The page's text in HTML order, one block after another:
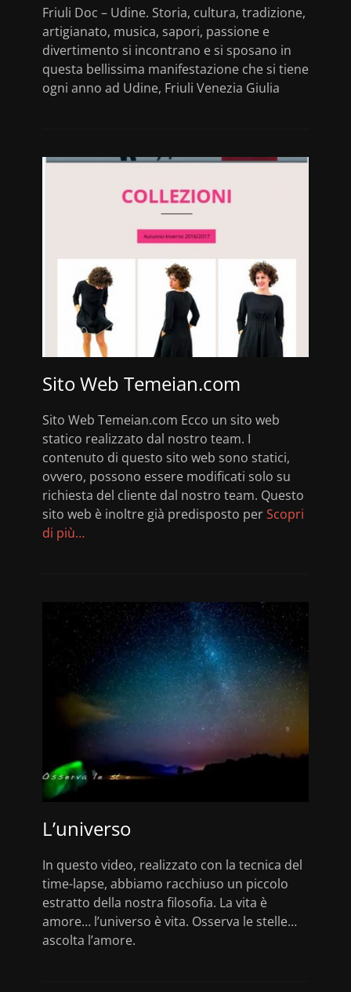
Friuli Doc – Udine. Storia, cultura, tradizione,
artigianato, musica, sapori, passione e
divertimento si incontrano e si sposano in
questa bellissima manifestazione che si tiene
ogni anno ad Udine, Friuli Venezia Giulia
Sito Web Temeian.com
Sito Web Temeian.com Ecco un sito web
statico realizzato dal nostro team. I
contenuto di questo sito web sono statici,
ovvero, possono essere modificati solo su
richiesta del cliente dal nostro team. Questo
sito web è inoltre già predisposto perScopri
di più…
L’universo
In questo video, realizzato con la tecnica del
time-lapse, abbiamo racchiuso un piccolo
estratto della nostra filosofia. La vita è
amore… l’universo è vita. Osserva le stelle…
ascolta l’amore.